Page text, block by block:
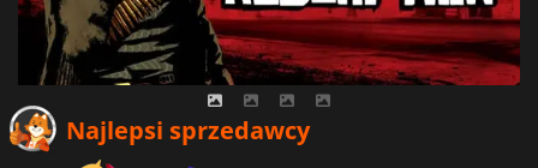
Najlepsi sprzedawcy